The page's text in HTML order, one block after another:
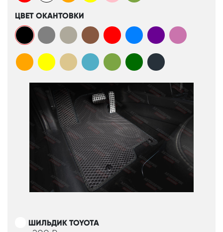
ЦВЕТ ОКАНТОВКИ
ШИЛЬДИК TOYOTA